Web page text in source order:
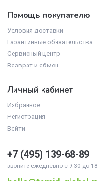
Помощь покупателю
Условия доставки
Гарантийные обязательства
Сервисный центр
Возврат и обмен
Личный кабинет
Избранное
Регистрация
Войти
+7 (495) 139-68-89
звоните ежедневно с 9:30 до